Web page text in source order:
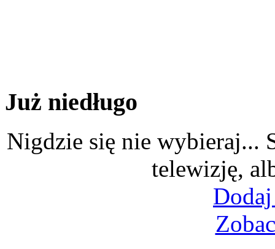
Już niedługo
Nigdzie się nie wybieraj...
telewizję,